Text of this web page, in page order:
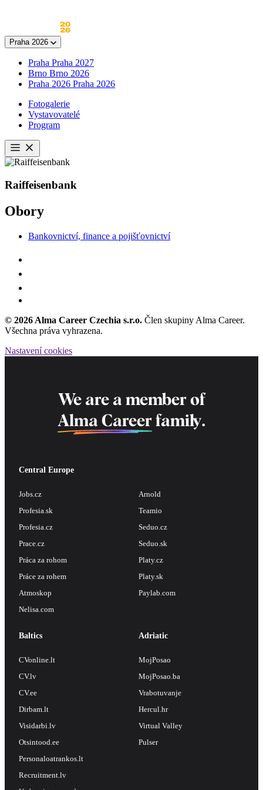
Praha 2026
Praha Praha 2027
Brno Brno 2026
Praha 2026 Praha 2026
Fotogalerie
Vystavovatelé
Program
Otevřít
menu
Raiffeisenbank
Obory
Bankovnictví, finance a pojišťovnictví
© 2026 Alma Career Czechia s.r.o. Člen skupiny Alma Career.
Všechna práva vyhrazena.
Nastavení cookies
We are a member of
Alma Career family.
Central Europe
Jobs.cz
Profesia.sk
Profesia.cz
Prace.cz
Práca za rohom
Práce za rohem
Atmoskop
Nelisa.com
Arnold
Teamio
Seduo.cz
Seduo.sk
Platy.cz
Platy.sk
Paylab.com
Baltics
CVonline.lt
CV.lv
CV.ee
Dirbam.lt
Visidarbi.lv
Otsintood.ee
Personaloatrankos.lt
Recruitment.lv
Adriatic
MojPosao
MojPosao.ba
Vrabotuvanje
Hercul.hr
Virtual Valley
Pulser